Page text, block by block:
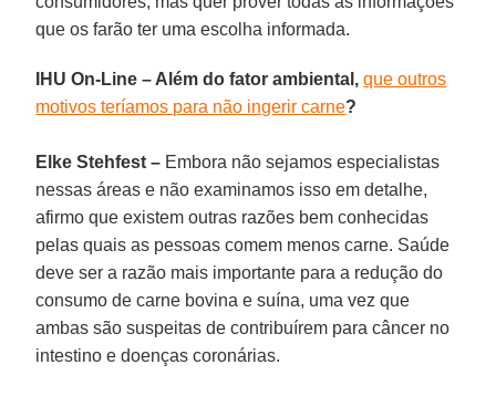
que os farão ter uma escolha informada.
IHU On-Line – Além do fator ambiental,que outros
motivos teríamos para não ingerir carne?
Elke Stehfest – Embora não sejamos especialistas
nessas áreas e não examinamos isso em detalhe,
afirmo que existem outras razões bem conhecidas
pelas quais as pessoas comem menos carne. Saúde
deve ser a razão mais importante para a redução do
consumo de carne bovina e suína, uma vez que
ambas são suspeitas de contribuírem para câncer no
intestino e doenças coronárias.